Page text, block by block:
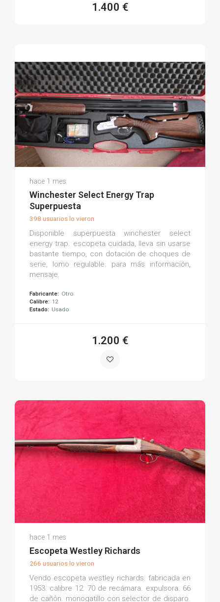
1.400 €
(0)
hace 1 mes
Winchester Select Energy Trap
Superpuesta
398 usuarios lo vieron
Disponible superpuesta winchester select
energy trap. escopeta cuidada, lleva sin usarse
bastante tiempo, con dotación de choques de
serie, lomo regulable. para más información,
mensaje.
Fabricante: Otro
Calibre: 12
Estado: Usado
1.200 €
(0)
hace 1 mes
Escopeta Westley Richards
266 usuarios lo vieron
Vendo escopeta westley richards. fabricada en
1953. calibre 12. 70 de recámara. expulsora. 66
de cañón. monogatillo con selector de disparo.